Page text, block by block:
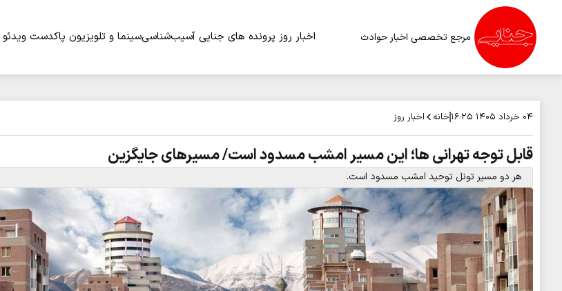
مرجع تخصصی اخبار حوادث اخبار روز پرونده های جنایی آسیب‌شناسیسینما و تلویزیون پاکدست ویدئو
۰۴ خرداد ۱۴۰۵ ۱۶:۲۵ خانه اخبار روز
قابل توجه تهرانی ها؛ این مسیر امشب مسدود است/ مسیرهای جایگزین
هر دو مسیر تونل توحید امشب مسدود است.